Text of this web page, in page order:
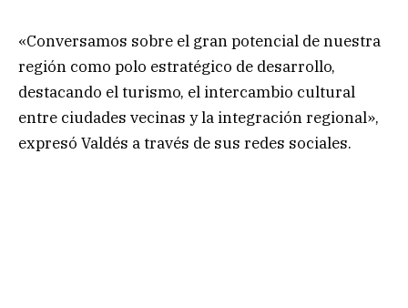
«Conversamos sobre el gran potencial de nuestra
región como polo estratégico de desarrollo,
destacando el turismo, el intercambio cultural
entre ciudades vecinas y la integración regional»,
expresó Valdés a través de sus redes sociales.